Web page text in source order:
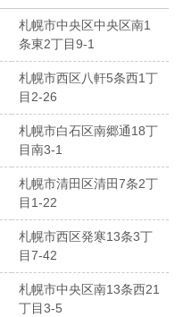
札幌市中央区中央区南1
条東2丁目9-1
札幌市西区八軒5条西1丁
目2-26
札幌市白石区南郷通18丁
目南3-1
札幌市清田区清田7条2丁
目1-22
札幌市西区発寒13条3丁
目7-42
札幌市中央区南13条西21
丁目3-5